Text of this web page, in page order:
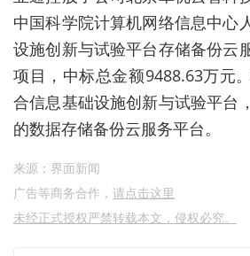
中国科学院计算机网络信息中心
设施创新与试验平台存储备份云
项目，中标总金额9488.63万元
合信息基础设施创新与试验平台
的数据存储备份云服务平台。
来源：界面新闻
广告等商务合作， 请点击这里
未经正式授权严禁转载本文，侵权必究。